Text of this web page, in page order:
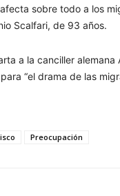
sobre todo a los
Scalfari, de 93 años.
a la canciller
“el drama de las
Preocupación